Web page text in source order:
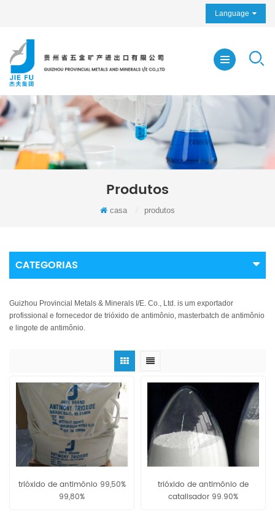
Language
Produtos
casa produtos
CATEGORIAS
Guizhou Provincial Metals & Minerals I/E. Co., Ltd. is um exportador
profissional e fornecedor de trióxido de antimônio, masterbatch de antimônio
e lingote de antimônio.
trióxido de antimônio 99,50%
99,80%
trióxido de antimônio de
catalisador 99.90%